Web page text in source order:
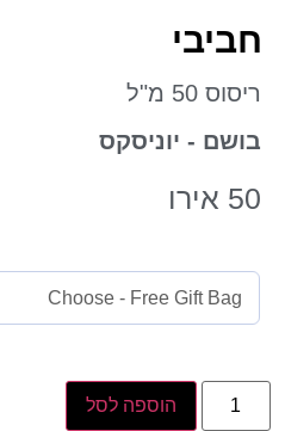
חביבי
ריסוס 50 מ"ל
בושם - יוניסקס
50 אירו
הוספה לסל